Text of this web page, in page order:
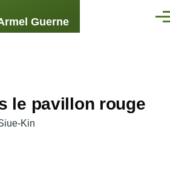
Guerne
le pavillon rouge
Kin